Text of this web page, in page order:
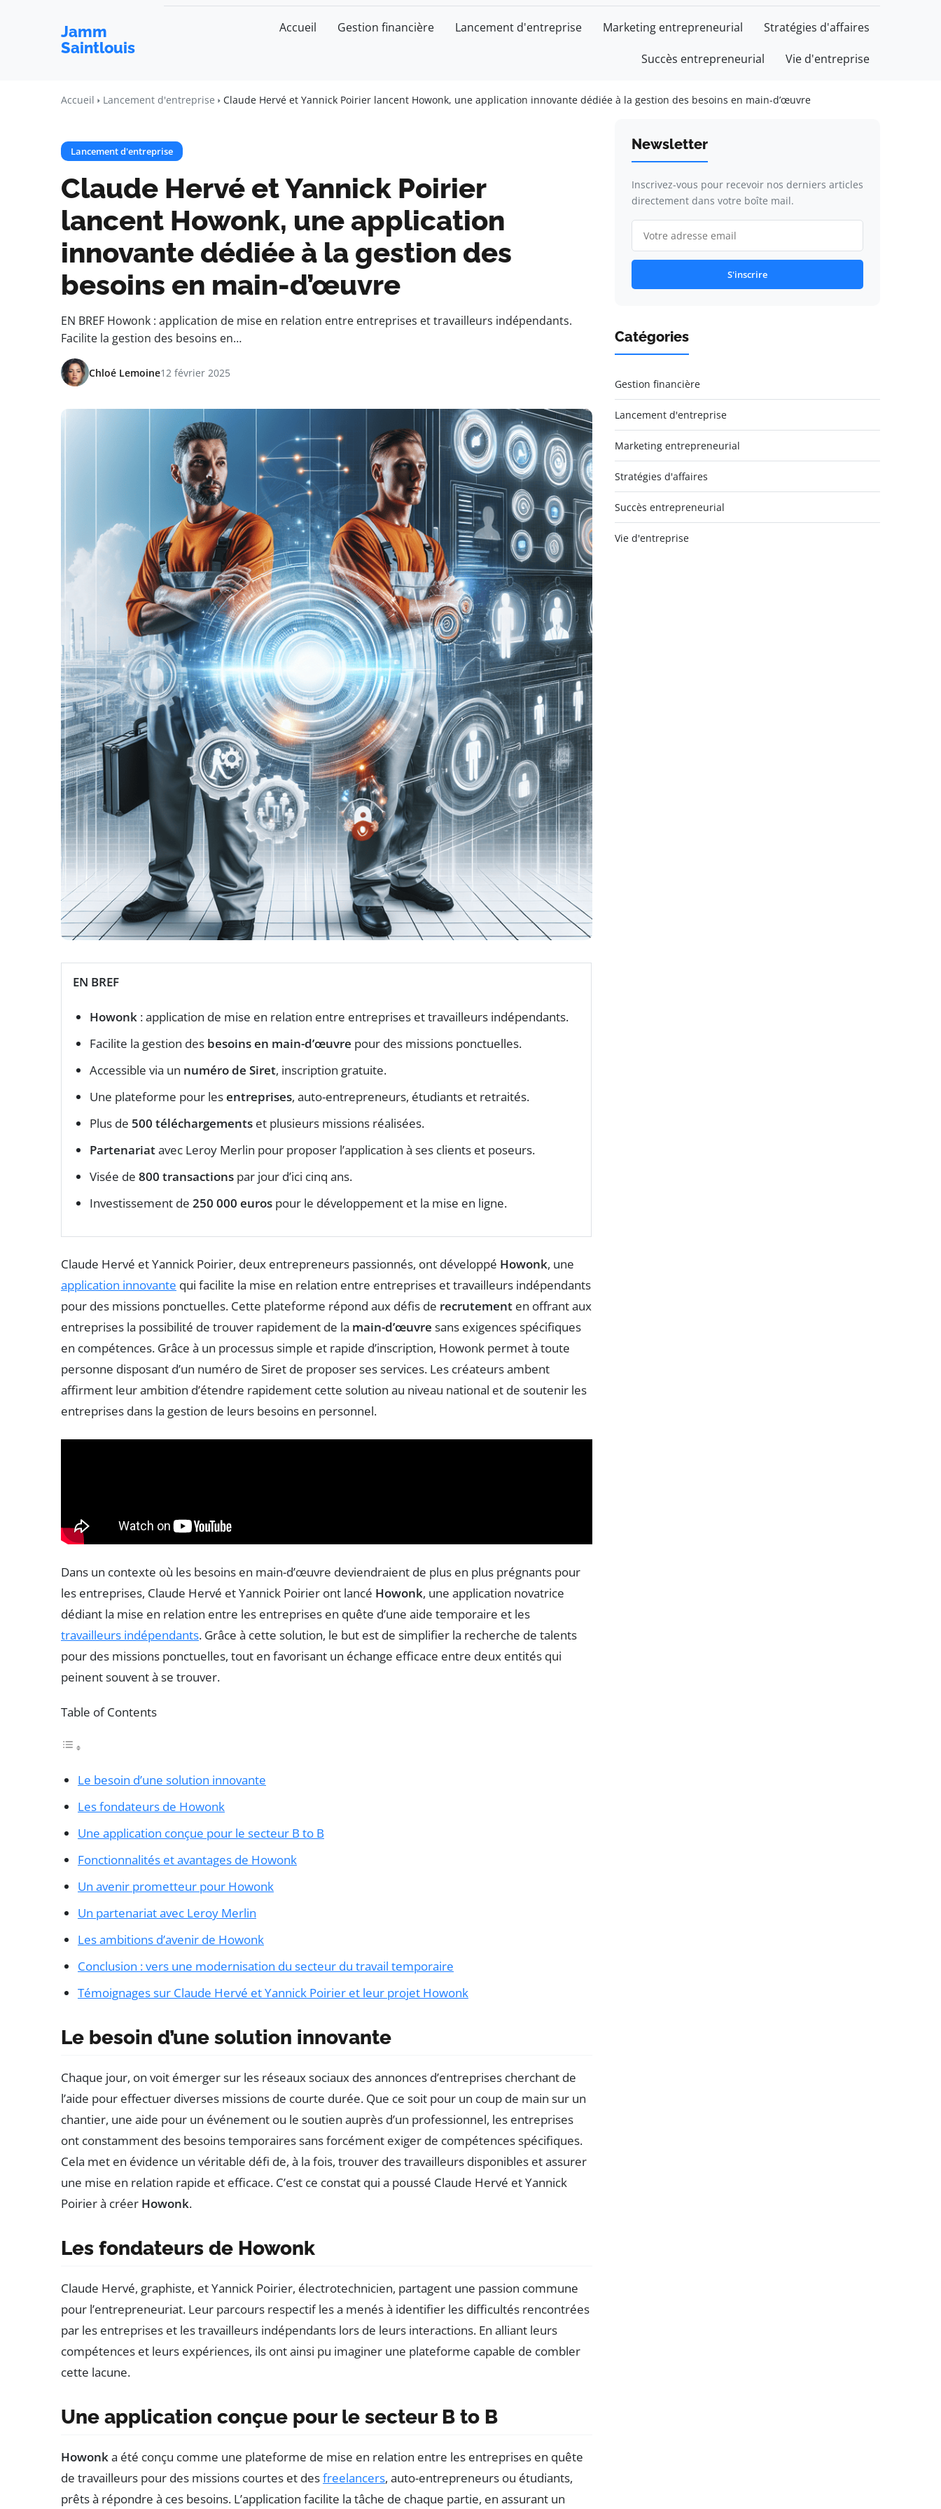
Jamm
Saintlouis
Accueil Gestion financière Lancement d'entreprise Marketing entrepreneurial Stratégies d'affaires
Succès entrepreneurial Vie d'entreprise
Accueil Lancement d'entreprise Claude Hervé et Yannick Poirier lancent Howonk, une application innovante dédiée à la gestion des besoins en main-d’œuvre
Lancement d'entreprise
Claude Hervé et Yannick Poirier
lancent Howonk, une application
innovante dédiée à la gestion des
besoins en main-d’œuvre
EN BREF Howonk : application de mise en relation entre entreprises et travailleurs indépendants.
Facilite la gestion des besoins en…
Chloé Lemoine12 février 2025
EN BREF
Howonk : application de mise en relation entre entreprises et travailleurs indépendants.
Facilite la gestion des besoins en main-d’œuvre pour des missions ponctuelles.
Accessible via un numéro de Siret, inscription gratuite.
Une plateforme pour lesentreprises, auto-entrepreneurs, étudiants et retraités.
Plus de 500 téléchargements et plusieurs missions réalisées.
Partenariatavec Leroy Merlin pour proposer l’application à ses clients et poseurs.
Visée de 800 transactions par jour d’ici cinq ans.
Investissement de 250 000 euros pour le développement et la mise en ligne.
Claude Hervé et Yannick Poirier, deux entrepreneurs passionnés, ont développé Howonk, une
application innovante qui facilite la mise en relation entre entreprises et travailleurs indépendants
pour des missions ponctuelles. Cette plateforme répond aux défis de recrutement en offrant aux
entreprises la possibilité de trouver rapidement de la main-d’œuvre sans exigences spécifiques
en compétences. Grâce à un processus simple et rapide d’inscription, Howonk permet à toute
personne disposant d’un numéro de Siret de proposer ses services. Les créateurs ambent
affirment leur ambition d’étendre rapidement cette solution au niveau national et de soutenir les
entreprises dans la gestion de leurs besoins en personnel.
Dans un contexte où les besoins en main-d’œuvre deviendraient de plus en plus prégnants pour
les entreprises, Claude Hervé et Yannick Poirier ont lancé Howonk, une application novatrice
dédiant la mise en relation entre les entreprises en quête d’une aide temporaire et les
travailleurs indépendants. Grâce à cette solution, le but est de simplifier la recherche de talents
pour des missions ponctuelles, tout en favorisant un échange efficace entre deux entités qui
peinent souvent à se trouver.
Table of Contents
Le besoin d’une solution innovante
Les fondateurs de Howonk
Une application conçue pour le secteur B to B
Fonctionnalités et avantages de Howonk
Un avenir prometteur pour Howonk
Un partenariat avec Leroy Merlin
Les ambitions d’avenir de Howonk
Conclusion : vers une modernisation du secteur du travail temporaire
Témoignages sur Claude Hervé et Yannick Poirier et leur projet Howonk
Le besoin d’une solution innovante
Chaque jour, on voit émerger sur les réseaux sociaux des annonces d’entreprises cherchant de
l’aide pour effectuer diverses missions de courte durée. Que ce soit pour un coup de main sur un
chantier, une aide pour un événement ou le soutien auprès d’un professionnel, les entreprises
ont constamment des besoins temporaires sans forcément exiger de compétences spécifiques.
Cela met en évidence un véritable défi de, à la fois, trouver des travailleurs disponibles et assurer
une mise en relation rapide et efficace. C’est ce constat qui a poussé Claude Hervé et Yannick
Poirier à créer Howonk.
Les fondateurs de Howonk
Claude Hervé, graphiste, et Yannick Poirier, électrotechnicien, partagent une passion commune
pour l’entrepreneuriat. Leur parcours respectif les a menés à identifier les difficultés rencontrées
par les entreprises et les travailleurs indépendants lors de leurs interactions. En alliant leurs
compétences et leurs expériences, ils ont ainsi pu imaginer une plateforme capable de combler
cette lacune.
Une application conçue pour le secteur B to B
Howonka été conçu comme une plateforme de mise en relation entre les entreprises en quête
de travailleurs pour des missions courtes et desfreelancers, auto-entrepreneurs ou étudiants,
prêts à répondre à ces besoins. L’application facilite la tâche de chaque partie, en assurant un
Newsletter
Inscrivez-vous pour recevoir nos derniers articles
directement dans votre boîte mail.
S'inscrire
Catégories
Gestion financière
Lancement d'entreprise
Marketing entrepreneurial
Stratégies d'affaires
Succès entrepreneurial
Vie d'entreprise